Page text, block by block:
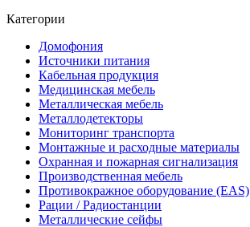
Категории
Домофония
Источники питания
Кабельная продукция
Медицинская мебель
Металлическая мебель
Металлодетекторы
Мониторинг транспорта
Монтажные и расходные материалы
Охранная и пожарная сигнализация
Производственная мебель
Противокражное оборудование (EAS)
Рации / Радиостанции
Металлические сейфы